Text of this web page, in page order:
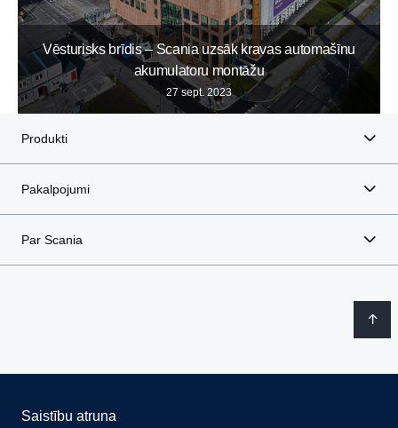
Vēsturisks brīdis – Scania uzsāk kravas automašīnu
akumulatoru montāžu
27 sept. 2023
Produkti
Pakalpojumi
Par Scania
Saistību atruna